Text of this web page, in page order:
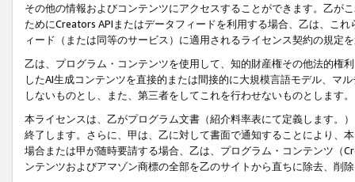
その他の情報およびコンテンツにアクセスすることができます。乙が
ためにCreators APIまたはデータフィードを利用する場合、乙は、こ
ィード（または同等のサービス）に適用されるライセンス契約の規定
乙は、プログラム・コンテンツを使用して、知的財産権その他法的権
したAI生成コンテンツを直接的または間接的に大規模言語モデル、マ
しないものとし、また、第三者をしてこれを行わせないものとします。
本ライセンスは、乙がプログラム文書（紹介料率表にて定義します。
終了します。さらに、甲は、乙に対して書面で通知することにより、
場合または甲が随時要請する場合、乙は、プログラム・コンテンツ（
ンテンツおよびアマゾン商標の全部を乙のサイトから直ちに除去、削